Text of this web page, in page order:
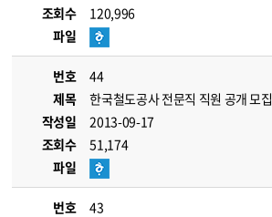
조회수
120,996
파일
번호
44
제목
한국철도공사 전문직 직원 공개 모집
작성일
2013-09-17
조회수
51,174
파일
번호
43